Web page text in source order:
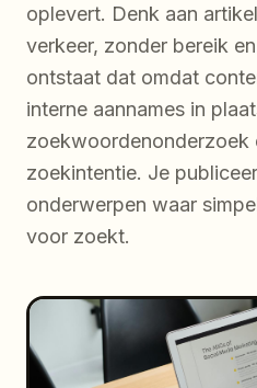
oplevert. Denk aan
verkeer, zonder bereik
ontstaat dat omdat
interne aannames in
zoekwoordenonderzoek
zoekintentie. Je
onderwerpen waar
voor zoekt.